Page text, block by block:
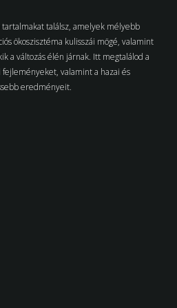
találsz, amelyek mélyebb
ökoszisztéma kulisszái mögé, valamint
a változás élén járnak. Itt megtalálod a
valamint a hazai és
eredményeit.